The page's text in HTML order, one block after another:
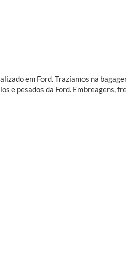
em Ford. Trazíamos na
e pesados da Ford. Embreagens,